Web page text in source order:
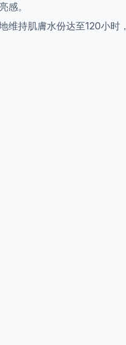
感。
维持肌膚水份达至120小时，